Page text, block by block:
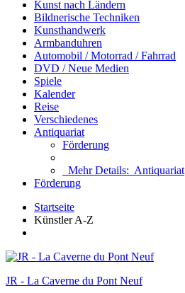
Kunst nach Ländern
Bildnerische Techniken
Kunsthandwerk
Armbanduhren
Automobil / Motorrad / Fahrrad
DVD / Neue Medien
Spiele
Kalender
Reise
Verschiedenes
Antiquariat
Förderung
Mehr Details: Antiquariat
Förderung
Startseite
Künstler A-Z
JR - La Caverne du Pont Neuf